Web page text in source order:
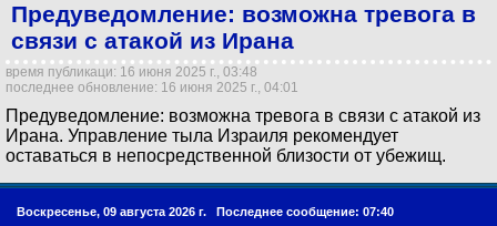
Предуведомление: возможна тревога в
связи с атакой из Ирана
время публикаци: 16 июня 2025 г., 03:48
последнее обновление: 16 июня 2025 г., 04:01
Предуведомление: возможна тревога в связи с атакой из
Ирана. Управление тыла Израиля рекомендует
оставаться в непосредственной близости от убежищ.
Воскресенье, 09 августа 2026 г. Последнее сообщение: 07:40